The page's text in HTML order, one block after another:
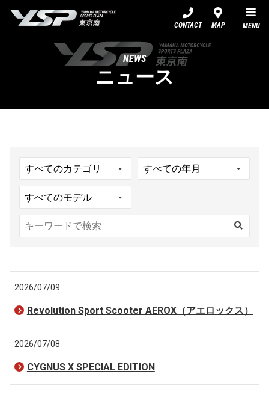
CONTACT MAP MENU
NEWS
ニュース
2026/07/09
Revolution Sport Scooter AEROX（アエロックス）
2026/07/08
CYGNUS X SPECIAL EDITION